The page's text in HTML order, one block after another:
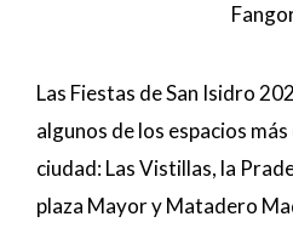
Las Fiestas de San Isidro
algunos de los espacios
ciudad: Las Vistillas, la
plaza Mayor y Matadero